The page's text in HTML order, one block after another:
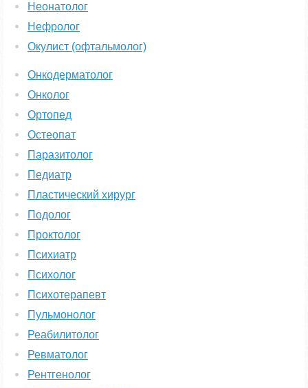
Неонатолог
Нефролог
Окулист (офтальмолог)
Онкодерматолог
Онколог
Ортопед
Остеопат
Паразитолог
Педиатр
Пластический хирург
Подолог
Проктолог
Психиатр
Психолог
Психотерапевт
Пульмонолог
Реабилитолог
Ревматолог
Рентгенолог